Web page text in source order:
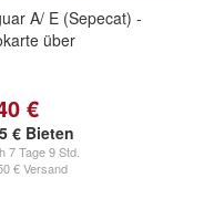
A/ E (Sepecat) -
über
€
€ Bieten
7 Tage 9 Std.
€ Versand